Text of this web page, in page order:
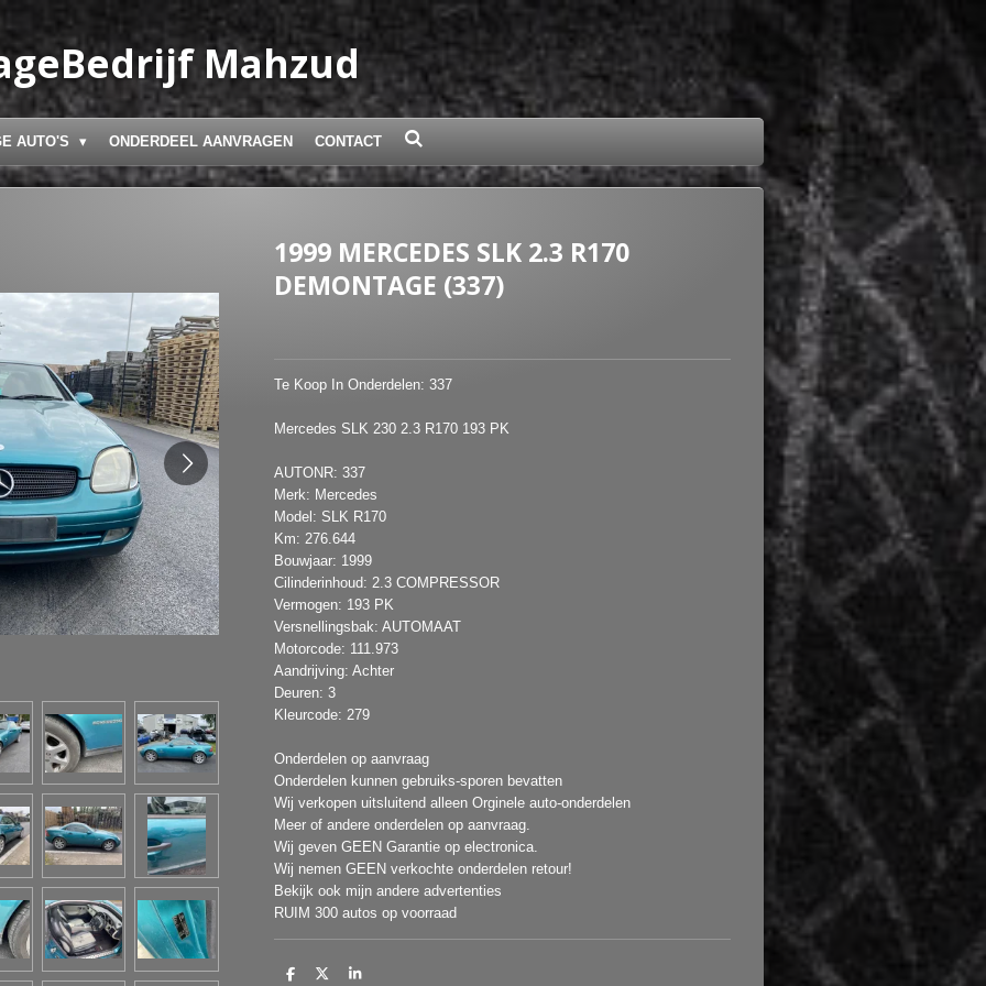
Mahzud
AUTO'S ONDERDEEL AANVRAGEN CONTACT
1999 MERCEDES SLK 2.3 R170
DEMONTAGE (337)
Te Koop In Onderdelen: 337
Mercedes SLK 230 2.3 R170 193 PK
AUTONR: 337
Merk: Mercedes
Model: SLK R170
Km: 276.644
Bouwjaar: 1999
Cilinderinhoud: 2.3 COMPRESSOR
Vermogen: 193 PK
Versnellingsbak: AUTOMAAT
Motorcode: 111.973
Aandrijving: Achter
Deuren: 3
Kleurcode: 279
Onderdelen op aanvraag
Onderdelen kunnen gebruiks-sporen bevatten
Wij verkopen uitsluitend alleen Orginele auto-onderdelen
Meer of andere onderdelen op aanvraag.
Wij geven GEEN Garantie op electronica.
Wij nemen GEEN verkochte onderdelen retour!
Bekijk ook mijn andere advertenties
RUIM 300 autos op voorraad
D
D
S